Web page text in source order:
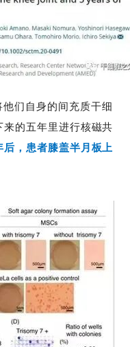
们自身的间充质干细
的五年里进行核磁共
后，患者膝盖半月板上